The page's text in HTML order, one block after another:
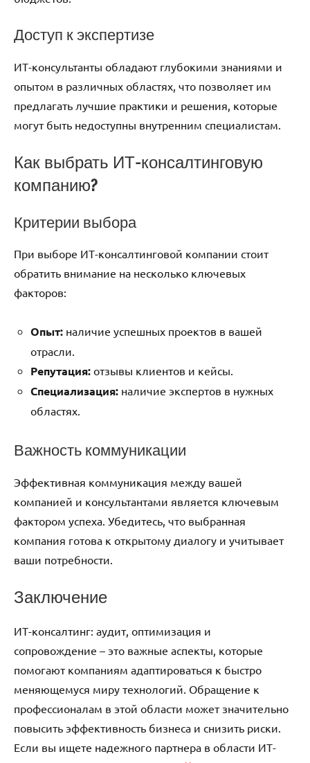
Доступ к экспертизе
ИТ-консультанты обладают глубокими знаниями и
опытом в различных областях, что позволяет им
предлагать лучшие практики и решения, которые
могут быть недоступны внутренним специалистам.
Как выбрать ИТ-консалтинговую
компанию?
Критерии выбора
При выборе ИТ-консалтинговой компании стоит
обратить внимание на несколько ключевых
факторов:
Опыт: наличие успешных проектов в вашей
отрасли.
Репутация: отзывы клиентов и кейсы.
Специализация: наличие экспертов в нужных
областях.
Важность коммуникации
Эффективная коммуникация между вашей
компанией и консультантами является ключевым
фактором успеха. Убедитесь, что выбранная
компания готова к открытому диалогу и учитывает
ваши потребности.
Заключение
ИТ-консалтинг: аудит, оптимизация и
сопровождение – это важные аспекты, которые
помогают компаниям адаптироваться к быстро
меняющемуся миру технологий. Обращение к
профессионалам в этой области может значительно
повысить эффективность бизнеса и снизить риски.
Если вы ищете надежного партнера в области ИТ-